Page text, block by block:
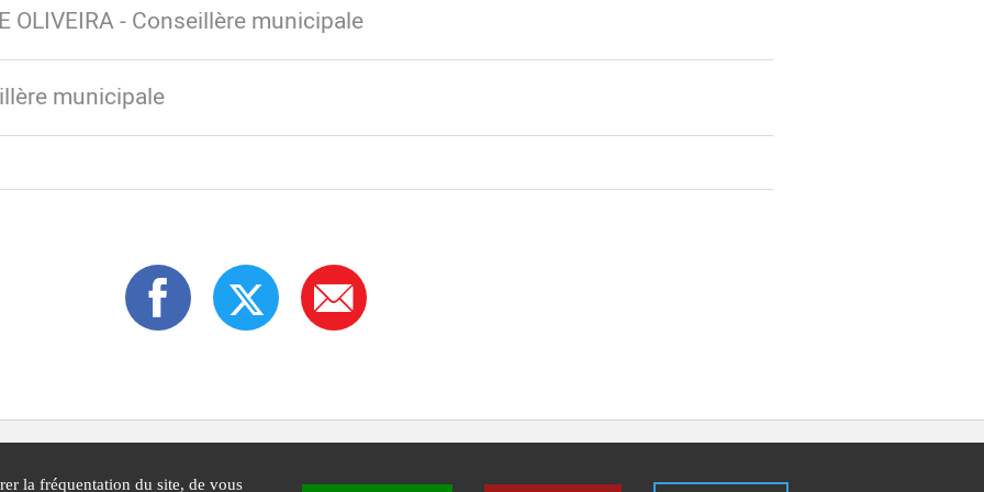
OLIVEIRA - Conseillère municipale
municipale
la fréquentation du site, de vous